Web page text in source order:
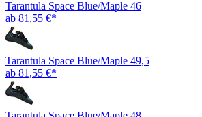
Tarantula Space Blue/Maple 46
ab 81,55 €*
Tarantula Space Blue/Maple 49,5
ab 81,55 €*